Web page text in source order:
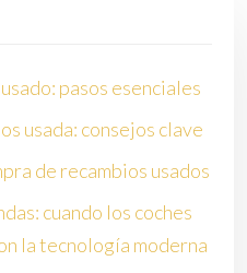
pasos esenciales
usada: consejos clave
de recambios usados
cuando los coches
la tecnología moderna